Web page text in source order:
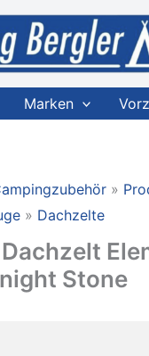
Marken
Dachzelte
Stone